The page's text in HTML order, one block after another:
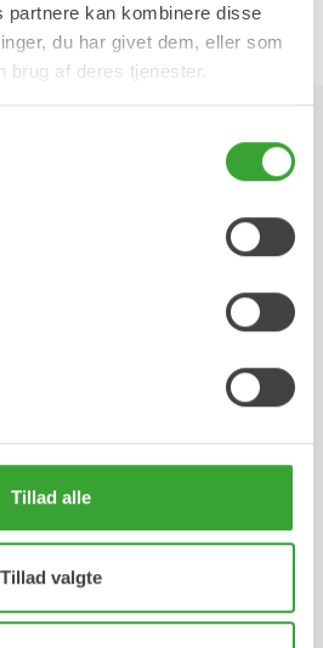
partnere kan kombinere disse
du har givet dem, eller som
brug af deres tjenester.
Tillad alle
Tillad valgte
spørgsmålssiden
AB